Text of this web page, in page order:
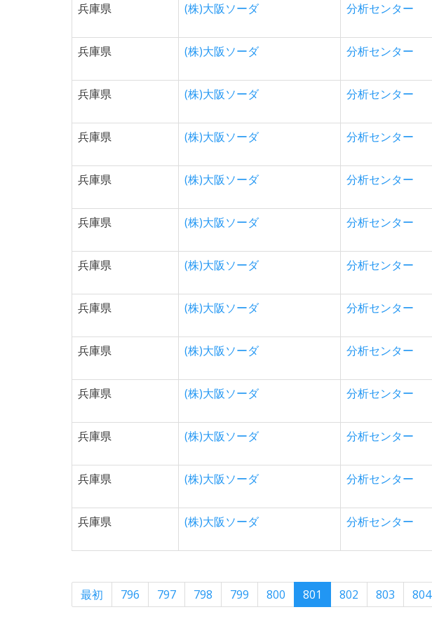
兵庫県
(株)大阪ソーダ 分析センター
兵庫県
(株)大阪ソーダ 分析センター
兵庫県
(株)大阪ソーダ 分析センター
兵庫県
(株)大阪ソーダ 分析センター
兵庫県
(株)大阪ソーダ 分析センター
兵庫県
(株)大阪ソーダ 分析センター
兵庫県
(株)大阪ソーダ 分析センター
兵庫県
(株)大阪ソーダ 分析センター
兵庫県
(株)大阪ソーダ 分析センター
兵庫県
(株)大阪ソーダ 分析センター
兵庫県
(株)大阪ソーダ 分析センター
兵庫県
(株)大阪ソーダ 分析センター
兵庫県
(株)大阪ソーダ 分析センター
最初 796 797 798 799 800 801 802 803 804